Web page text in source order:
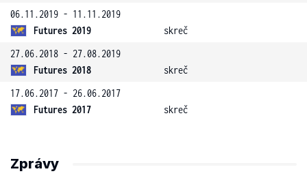
06.11.2019 - 11.11.2019
Futures 2019
skreč
27.06.2018 - 27.08.2019
Futures 2018
skreč
17.06.2017 - 26.06.2017
Futures 2017
skreč
Zprávy